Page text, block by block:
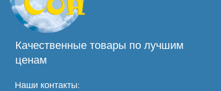
Качественные товары по лучшим
ценам
Наши контакты: